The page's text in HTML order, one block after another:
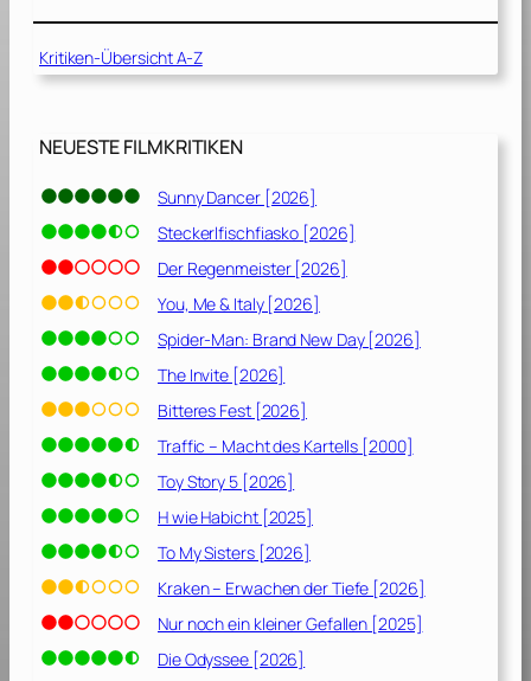
n
[
9
7
Kritiken-Übersicht A-Z
NEUESTE FILMKRITIKEN
Sunny Dancer [2026]
Steckerlfischfiasko [2026]
Der Regenmeister [2026]
You, Me & Italy [2026]
Spider-Man: Brand New Day [2026]
The Invite [2026]
Bitteres Fest [2026]
Traffic – Macht des Kartells [2000]
Toy Story 5 [2026]
H wie Habicht [2025]
To My Sisters [2026]
Kraken – Erwachen der Tiefe [2026]
Nur noch ein kleiner Gefallen [2025]
Die Odyssee [2026]